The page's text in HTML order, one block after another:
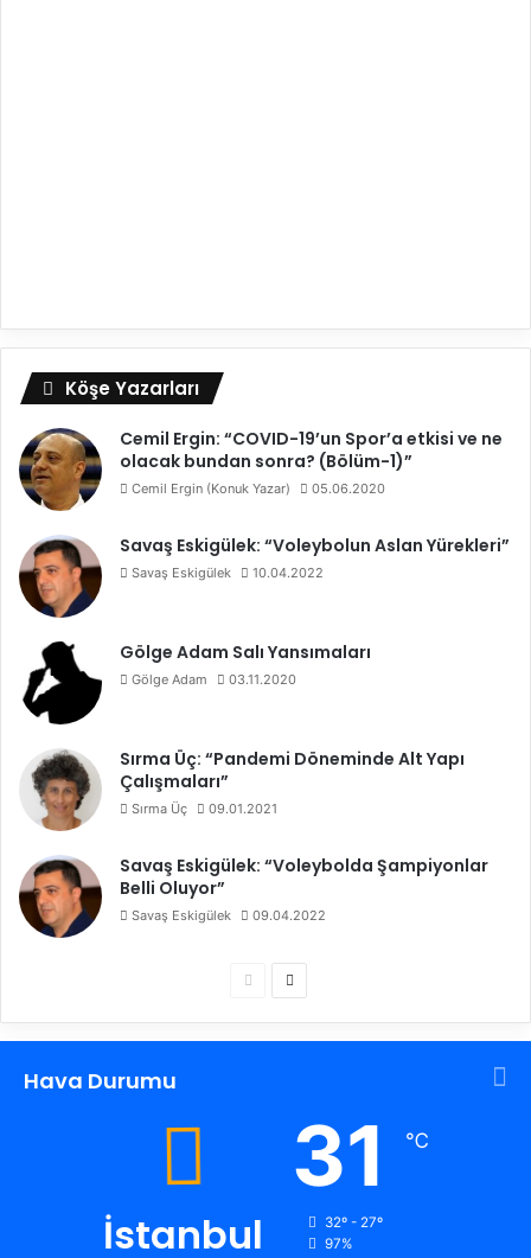
Köşe Yazarları
Cemil Ergin: “COVID-19’un Spor’a etkisi ve ne
olacak bundan sonra? (Bölüm-1)”
Cemil Ergin (Konuk Yazar) 05.06.2020
Savaş Eskigülek: “Voleybolun Aslan Yürekleri”
Savaş Eskigülek 10.04.2022
Gölge Adam Salı Yansımaları
Gölge Adam 03.11.2020
Sırma Üç: “Pandemi Döneminde Alt Yapı
Çalışmaları”
Sırma Üç 09.01.2021
Savaş Eskigülek: “Voleybolda Şampiyonlar
Belli Oluyor”
Savaş Eskigülek 09.04.2022
c
y
n
k
i
Hava Durumu
İstanbul
31 ℃
32º - 27º
97%